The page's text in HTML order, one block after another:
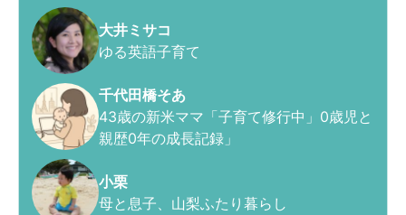
大井ミサコ
ゆる英語子育て
千代田橋そあ
43歳の新米ママ「子育て修行中」0歳児と
親歴0年の成長記録」
小栗
母と息子、山梨ふたり暮らし